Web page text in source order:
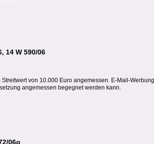
14 W 590/06
von 10.000 Euro angemessen. E-Mail-
angemessen begegnet werden kann.
06g